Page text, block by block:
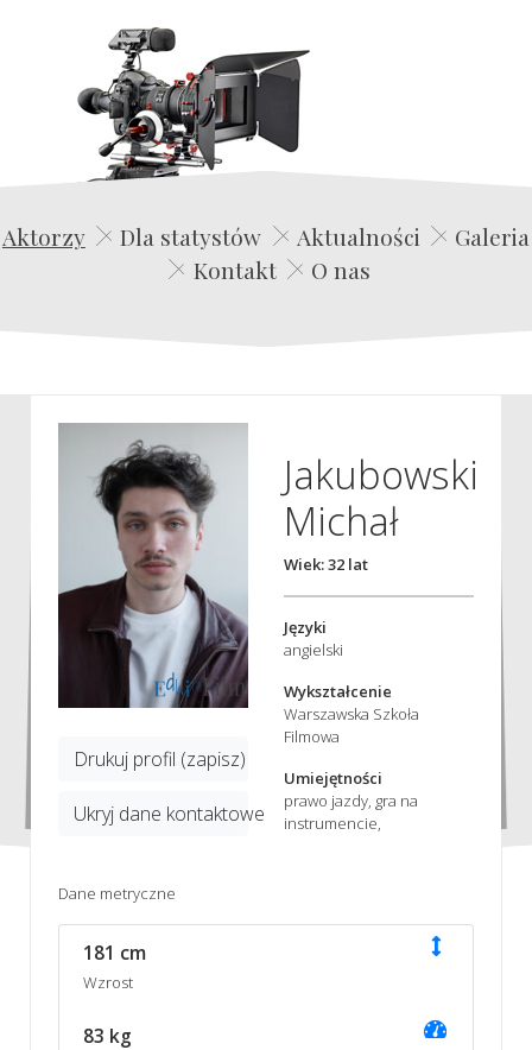
Edwin Film Agencja Aktorska
Aktorzy Dla statystów Aktualności
Galeria
Kontakt
O nas
Drukuj profil (zapisz)
Ukryj dane kontaktowe
Jakubowski
Michał
Wiek: 32 lat
Języki
angielski
Wykształcenie
Warszawska Szkoła
Filmowa
Umiejętności
prawo jazdy, gra na
instrumencie,
Dane metryczne
181 cm
Wzrost
83 kg